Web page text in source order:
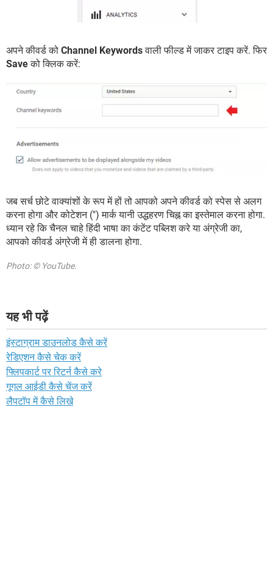
अपने कीवर्ड को Channel Keywordsवाली फील्ड में जाकर टाइप करें. फिर
Saveको क्लिक करें:
जब सर्च छोटे वाक्यांशों के रूप में हों तो आपको अपने कीवर्ड को स्पेस से अलग
करना होगा और कोटेशन (") मार्क यानी उद्धहरण चिह्न का इस्तेमाल करना होगा.
ध्यान रहे कि चैनल चाहे हिंदी भाषा का कंटेंट पब्लिश करे या अंग्रेजी का,
आपको कीवर्ड अंग्रेजी में ही डालना होगा.
Photo: © YouTube.
यह भी पढ़ें
इंस्टाग्राम डाउनलोड कैसे करें
रेडिएशन कैसे चेक करें
फ्लिपकार्ट पर रिटर्न कैसे करे
गूगल आईडी कैसे चेंज करें
लैपटॉप में कैसे लिखे